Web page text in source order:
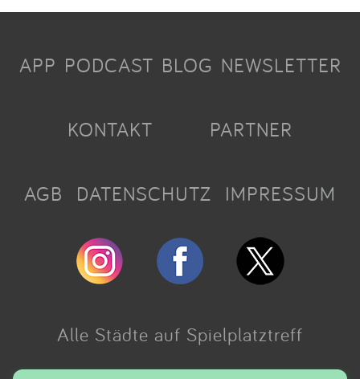
APP PODCAST BLOG NEWSLETTER
KONTAKT PARTNER
AGB DATENSCHUTZ IMPRESSUM
Alle Städte auf Spielplatztreff